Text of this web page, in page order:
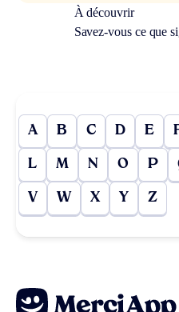
À découvrir
Savez-vous ce que
A B C D E
L M N O P
V W X Y Z